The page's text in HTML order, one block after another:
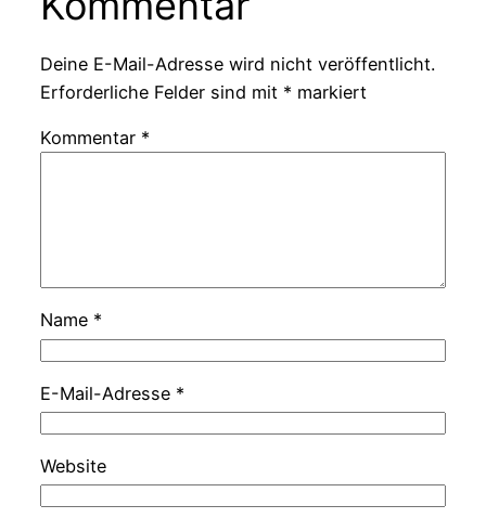
Deine E-Mail-Adresse wird nicht veröffentlicht.
Erforderliche Felder sind mit * markiert
Kommentar *
Name *
E-Mail-Adresse *
Website